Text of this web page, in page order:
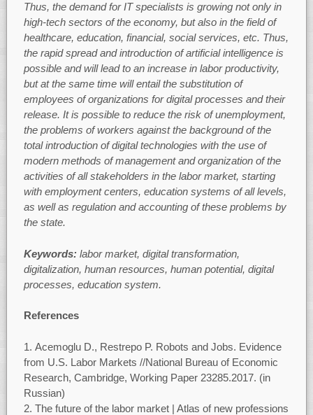
Thus, the demand for IT specialists is growing not only in
high-tech sectors of the economy, but also in the field of
healthcare, education, financial, social services, etc. Thus,
the rapid spread and introduction of artificial intelligence is
possible and will lead to an increase in labor productivity,
but at the same time will entail the substitution of
employees of organizations for digital processes and their
release. It is possible to reduce the risk of unemployment,
the problems of workers against the background of the
total introduction of digital technologies with the use of
modern methods of management and organization of the
activities of all stakeholders in the labor market, starting
with employment centers, education systems of all levels,
as well as regulation and accounting of these problems by
the state.
Keywords: labor market, digital transformation,
digitalization, human resources, human potential, digital
processes, education system.
References
Acemoglu D., Restrepo P. Robots and Jobs. Evidence
from U.S. Labor Markets //National Bureau of Economic
Research, Cambridge, Working Paper 23285.2017. (in
Russian)
The future of the labor market | Atlas of new professions